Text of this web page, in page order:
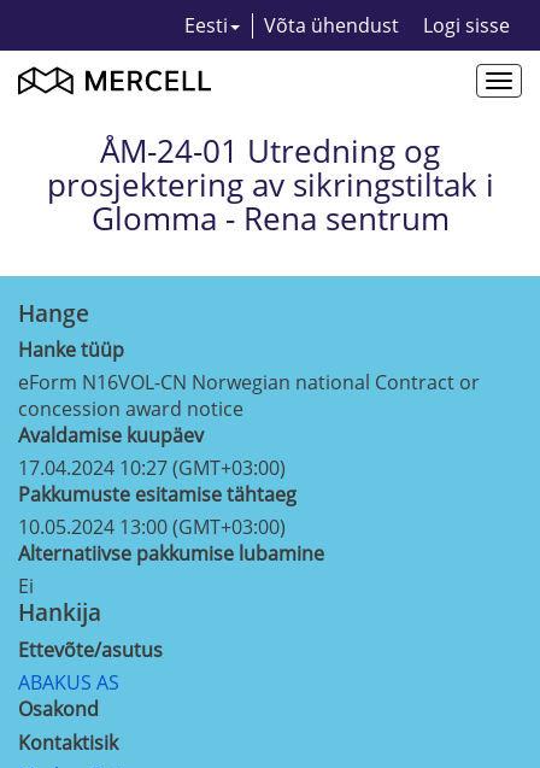
Eesti Võta ühendust Logi sisse
ÅM-24-01 Utredning og
prosjektering av sikringstiltak i
Glomma - Rena sentrum
Hange
Hanke tüüp
eForm N16VOL-CN Norwegian national Contract or
concession award notice
Avaldamise kuupäev
17.04.2024 10:27 (GMT+03:00)
Pakkumuste esitamise tähtaeg
10.05.2024 13:00 (GMT+03:00)
Alternatiivse pakkumise lubamine
Ei
Hankija
Ettevõte/asutus
ABAKUS AS
Osakond
Kontaktisik